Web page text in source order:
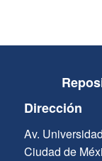
Dirección
Av.
Ciudad de